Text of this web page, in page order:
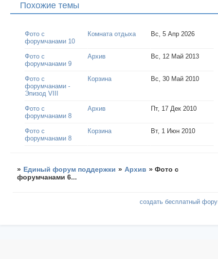
Похожие темы
Фото с
форумчанами 10
Комната отдыха Вс, 5 Апр 2026
Фото с
форумчанами 9
Архив Вс, 12 Май 2013
Фото с
форумчанами -
Эпизод VIII
Корзина Вс, 30 Май 2010
Фото с
форумчанами 8
Архив Пт, 17 Дек 2010
Фото с
форумчанами 8
Корзина Вт, 1 Июн 2010
» Единый форум поддержки » Архив »Фото с
форумчанами 6...
создать бесплатный